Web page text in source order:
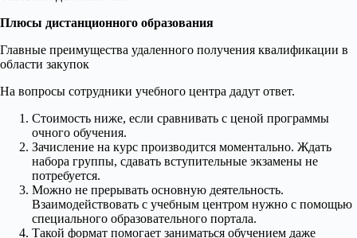
Плюсы дистанционного образования
Главные преимущества удаленного получения квалификации в
области закупок
На вопросы сотрудники учебного центра дадут ответ.
Стоимость ниже, если сравнивать с ценой программы
очного обучения.
Зачисление на курс производится моментально. Ждать
набора группы, сдавать вступительные экзамены не
потребуется.
Можно не прерывать основную деятельность.
Взаимодействовать с учебным центром нужно с помощью
специального образовательного портала.
Такой формат помогает заниматься обучением даже